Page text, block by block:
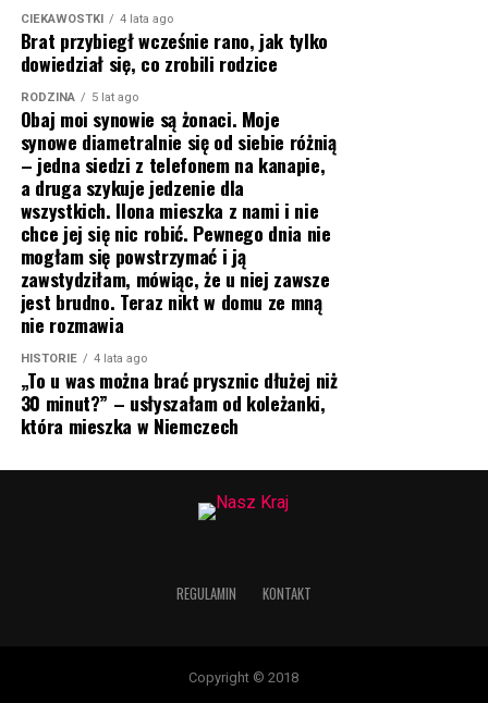
CIEKAWOSTKI 4 lata ago
Brat przybiegł wcześnie rano, jak tylko
dowiedział się, co zrobili rodzice
RODZINA 5 lat ago
Obaj moi synowie są żonaci. Moje
synowe diametralnie się od siebie różnią
– jedna siedzi z telefonem na kanapie,
a druga szykuje jedzenie dla
wszystkich. Ilona mieszka z nami i nie
chce jej się nic robić. Pewnego dnia nie
mogłam się powstrzymać i ją
zawstydziłam, mówiąc, że u niej zawsze
jest brudno. Teraz nikt w domu ze mną
nie rozmawia
HISTORIE 4 lata ago
„To u was można brać prysznic dłużej niż
30 minut?” – usłyszałam od koleżanki,
która mieszka w Niemczech
REGULAMIN KONTAKT
Copyright © 2018